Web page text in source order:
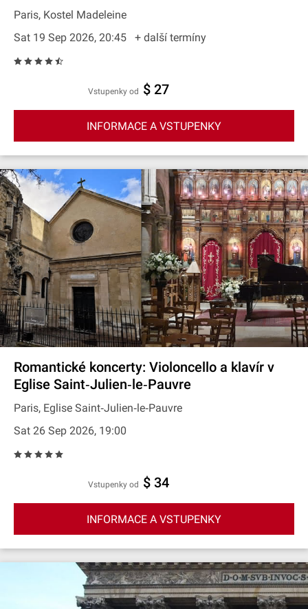
Paris, Kostel Madeleine
Sat 19 Sep 2026, 20:45
+ další termíny
Vstupenky od $ 27
INFORMACE A VSTUPENKY
Romantické koncerty: Violoncello a klavír v
Eglise Saint‐Julien‐le‐Pauvre
Paris, Eglise Saint‐Julien‐le‐Pauvre
Sat 26 Sep 2026, 19:00
Vstupenky od $ 34
INFORMACE A VSTUPENKY